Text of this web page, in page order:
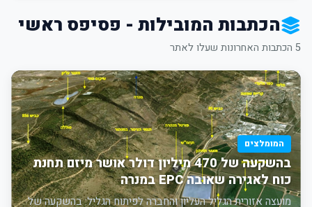
הכתבות המובילות - פסיפס ראשי
5 הכתבות האחרונות שעלו לאתר
המומלצים
בהשקעה של 470 מיליון דולר אושר מיזם תחנת
כוח לאגירה שאובה EPC במנרה
מועצה אזורית הגליל העליון והחברה לפיתוח הגליל: בהשקעה של